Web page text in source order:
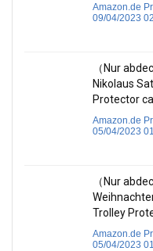
Amazon.de
09/04/2023
（Nur
Nikolaus
Protector
Amazon.de
05/04/2023
（Nur
Trolley
Amazon.de
05/04/2023